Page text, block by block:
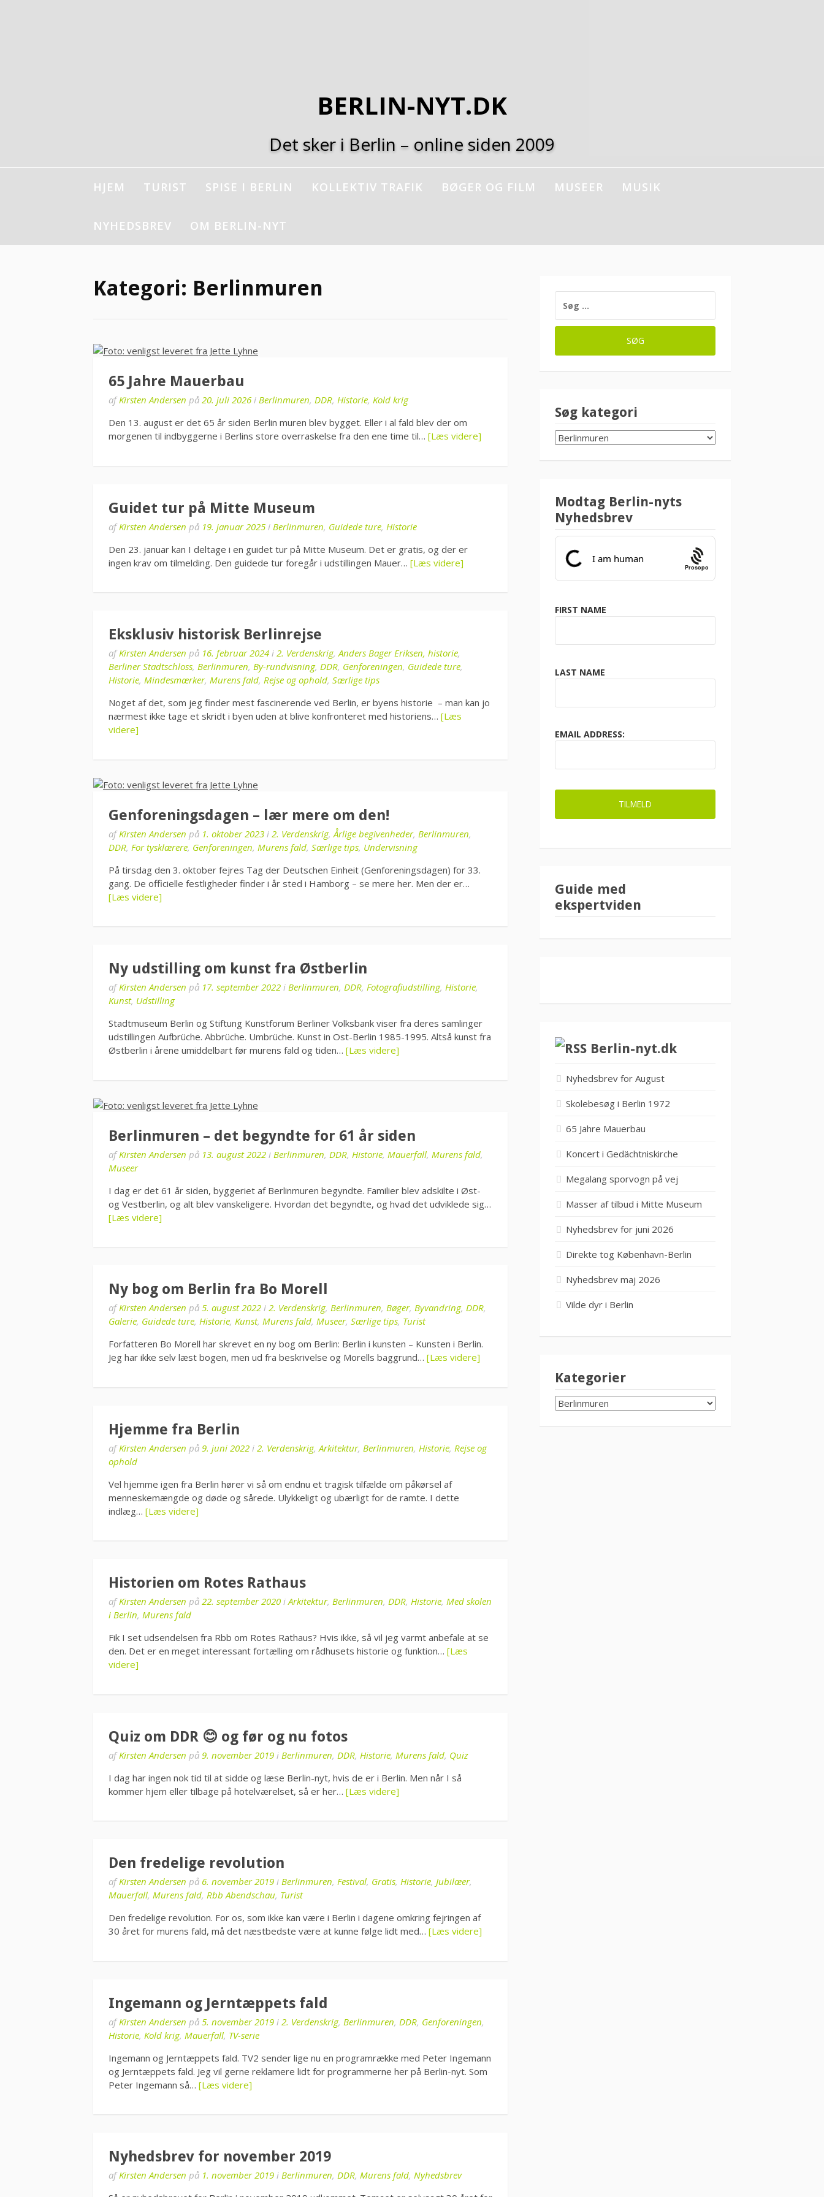
BERLIN-NYT.DK
Det sker i Berlin – online siden 2009
HJEM TURIST SPISE I BERLIN KOLLEKTIV TRAFIK BØGER OG FILM MUSEER MUSIK
NYHEDSBREV OM BERLIN-NYT
Kategori: Berlinmuren
65 Jahre Mauerbau
afKirsten Andersen på 20. juli 2026 i Berlinmuren, DDR, Historie, Kold krig
Den 13. august er det 65 år siden Berlin muren blev bygget. Eller i al fald blev der om
morgenen til indbyggerne i Berlins store overraskelse fra den ene time til… [Læs videre]
Guidet tur på Mitte Museum
afKirsten Andersen på 19. januar 2025 i Berlinmuren, Guidede ture, Historie
Den 23. januar kan I deltage i en guidet tur på Mitte Museum. Det er gratis, og der er
ingen krav om tilmelding. Den guidede tur foregår i udstillingen Mauer… [Læs videre]
Eksklusiv historisk Berlinrejse
afKirsten Andersen på 16. februar 2024 i 2. Verdenskrig,Anders Bager Eriksen, historie,
Berliner Stadtschloss, Berlinmuren, By-rundvisning, DDR, Genforeningen, Guidede ture,
Historie, Mindesmærker, Murens fald, Rejse og ophold, Særlige tips
Noget af det, som jeg finder mest fascinerende ved Berlin, er byens historie – man kan jo
nærmest ikke tage et skridt i byen uden at blive konfronteret med historiens… [Læs
videre]
Genforeningsdagen – lær mere om den!
afKirsten Andersen på 1. oktober 2023 i 2. Verdenskrig, Årlige begivenheder, Berlinmuren,
DDR, For tysklærere, Genforeningen, Murens fald, Særlige tips, Undervisning
På tirsdag den 3. oktober fejres Tag der Deutschen Einheit (Genforeningsdagen) for 33.
gang. De officielle festligheder finder i år sted i Hamborg – se mere her. Men der er…
[Læs videre]
Ny udstilling om kunst fra Østberlin
afKirsten Andersen på 17. september 2022 i Berlinmuren, DDR, Fotografiudstilling, Historie,
Kunst, Udstilling
Stadtmuseum Berlin og Stiftung Kunstforum Berliner Volksbank viser fra deres samlinger
udstillingen Aufbrüche. Abbrüche. Umbrüche. Kunst in Ost-Berlin 1985-1995. Altså kunst fra
Østberlin i årene umiddelbart før murens fald og tiden… [Læs videre]
Berlinmuren – det begyndte for 61 år siden
afKirsten Andersen på 13. august 2022 i Berlinmuren, DDR, Historie, Mauerfall, Murens fald,
Museer
I dag er det 61 år siden, byggeriet af Berlinmuren begyndte. Familier blev adskilte i Øst-
og Vestberlin, og alt blev vanskeligere. Hvordan det begyndte, og hvad det udviklede sig…
[Læs videre]
Ny bog om Berlin fra Bo Morell
afKirsten Andersen på 5. august 2022 i 2. Verdenskrig, Berlinmuren, Bøger, Byvandring, DDR,
Galerie, Guidede ture, Historie, Kunst, Murens fald, Museer, Særlige tips, Turist
Forfatteren Bo Morell har skrevet en ny bog om Berlin: Berlin i kunsten – Kunsten i Berlin.
Jeg har ikke selv læst bogen, men ud fra beskrivelse og Morells baggrund… [Læs videre]
Hjemme fra Berlin
afKirsten Andersen på 9. juni 2022 i 2. Verdenskrig, Arkitektur, Berlinmuren, Historie, Rejse og
ophold
Vel hjemme igen fra Berlin hører vi så om endnu et tragisk tilfælde om påkørsel af
menneskemængde og døde og sårede. Ulykkeligt og ubærligt for de ramte. I dette
indlæg… [Læs videre]
Historien om Rotes Rathaus
afKirsten Andersen på 22. september 2020 iArkitektur, Berlinmuren, DDR, Historie, Med skolen
i Berlin, Murens fald
Fik I set udsendelsen fra Rbb om Rotes Rathaus? Hvis ikke, så vil jeg varmt anbefale at se
den. Det er en meget interessant fortælling om rådhusets historie og funktion… [Læs
videre]
Quiz om DDR 😊 og før og nu fotos
afKirsten Andersen på 9. november 2019 i Berlinmuren, DDR, Historie, Murens fald, Quiz
I dag har ingen nok tid til at sidde og læse Berlin-nyt, hvis de er i Berlin. Men når I så
kommer hjem eller tilbage på hotelværelset, så er her… [Læs videre]
Den fredelige revolution
afKirsten Andersen på 6. november 2019 i Berlinmuren, Festival, Gratis, Historie, Jubilæer,
Mauerfall, Murens fald, Rbb Abendschau, Turist
Den fredelige revolution. For os, som ikke kan være i Berlin i dagene omkring fejringen af
30 året for murens fald, må det næstbedste være at kunne følge lidt med… [Læs videre]
Ingemann og Jerntæppets fald
afKirsten Andersen på 5. november 2019 i 2. Verdenskrig, Berlinmuren, DDR, Genforeningen,
Historie, Kold krig, Mauerfall, TV-serie
Ingemann og Jerntæppets fald. TV2 sender lige nu en programrække med Peter Ingemann
og Jerntæppets fald. Jeg vil gerne reklamere lidt for programmerne her på Berlin-nyt. Som
Peter Ingemann så… [Læs videre]
Nyhedsbrev for november 2019
afKirsten Andersen på 1. november 2019 i Berlinmuren, DDR, Murens fald, Nyhedsbrev
EFTER:
Søg kategori
SØG
KATEGORI
Modtag Berlin-nyts
Nyhedsbrev
Prosopo
FIRST NAME
LAST NAME
EMAIL ADDRESS:
Guide med
ekspertviden
Berlin-nyt.dk
Nyhedsbrev for August
Skolebesøg i Berlin 1972
65 Jahre Mauerbau
Koncert i Gedächtniskirche
Megalang sporvogn på vej
Masser af tilbud i Mitte Museum
Nyhedsbrev for juni 2026
Direkte tog København-Berlin
Nyhedsbrev maj 2026
Vilde dyr i Berlin
Kategorier
KATEGORIER